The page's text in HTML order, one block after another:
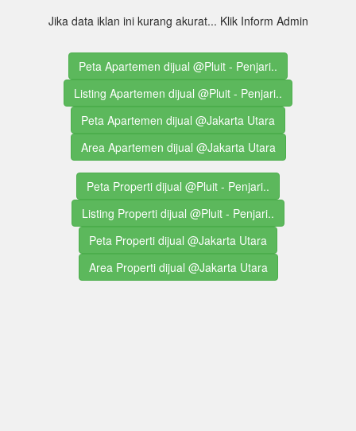
Jika data iklan ini kurang akurat... Klik Inform Admin
Peta Apartemen dijual @Pluit - Penjari..
Listing Apartemen dijual @Pluit - Penjari..
Peta Apartemen dijual @Jakarta Utara
Area Apartemen dijual @Jakarta Utara
Peta Properti dijual @Pluit - Penjari..
Listing Properti dijual @Pluit - Penjari..
Peta Properti dijual @Jakarta Utara
Area Properti dijual @Jakarta Utara